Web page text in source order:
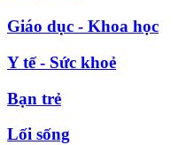
Giáo dục - Khoa học
Y tế - Sức khoẻ
Bạn trẻ
Lối sống